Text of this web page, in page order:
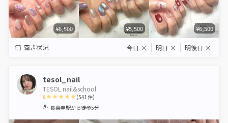
¥6,500 ¥5,500 ¥6,500
空き状況 今日 × 明日 × 明後日 ×
tesol_nail
TESOL nail&school
5
1 2 3 4 5
(541件)
長楽寺駅から徒歩5分